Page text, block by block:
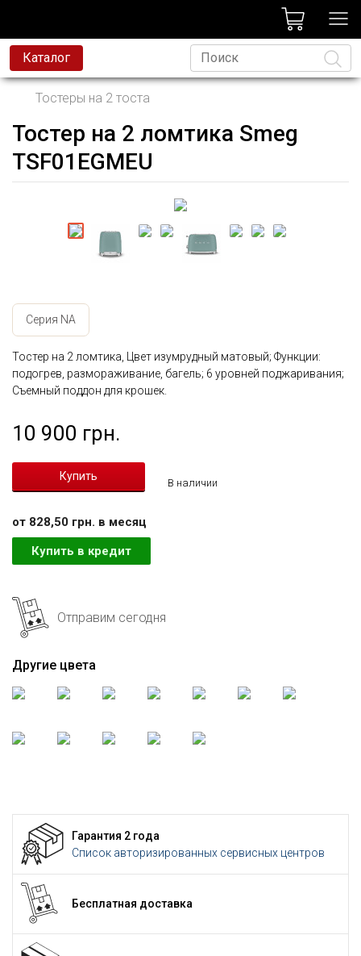
Каталог
Тостеры на 2 тоста
Тостер на 2 ломтика Smeg
TSF01EGMEU
Серия NA
Тостер на 2 ломтика, Цвет изумрудный матовый; Функции:
подогрев, размораживание, багель; 6 уровней поджаривания;
Съемный поддон для крошек.
10 900 грн.
В наличии
от 828,50 грн. в месяц
Купить в кредит
Отправим сегодня
Другие цвета
Гарантия 2 года
Список авторизированных сервисных центров
Бесплатная доставка